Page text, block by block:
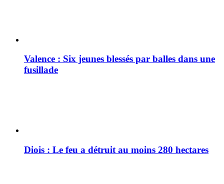
Valence : Six jeunes blessés par balles dans une
fusillade
Diois : Le feu a détruit au moins 280 hectares